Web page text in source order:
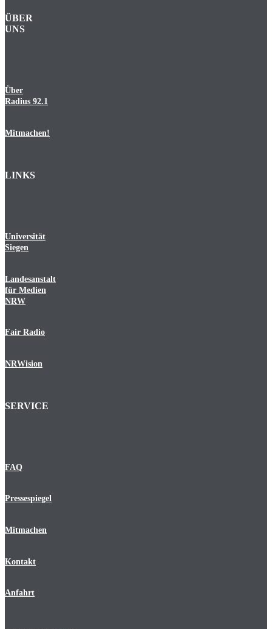
ÜBER
UNS
Über
Radius 92.1
Mitmachen!
LINKS
Universität
Siegen
Landesanstalt
für Medien
NRW
Fair Radio
NRWision
SERVICE
FAQ
Pressespiegel
Mitmachen
Kontakt
Anfahrt